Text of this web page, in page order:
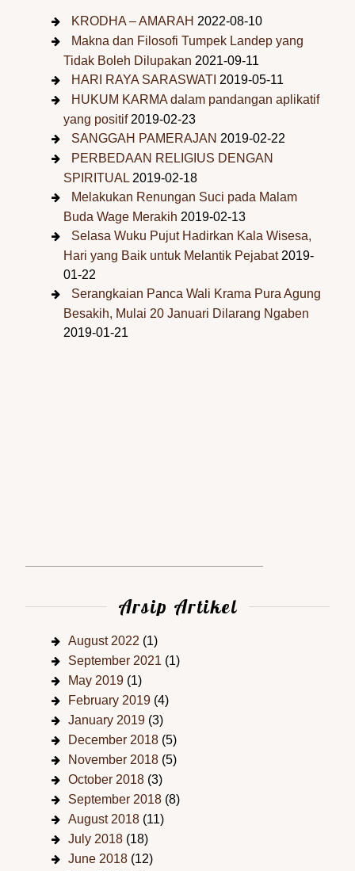
KRODHA – AMARAH 2022-08-10
Makna dan Filosofi Tumpek Landep yang
Tidak Boleh Dilupakan 2021-09-11
HARI RAYA SARASWATI 2019-05-11
HUKUM KARMA dalam pandangan aplikatif
yang positif 2019-02-23
SANGGAH PAMERAJAN 2019-02-22
PERBEDAAN RELIGIUS DENGAN
SPIRITUAL 2019-02-18
Melakukan Renungan Suci pada Malam
Buda Wage Merakih 2019-02-13
Selasa Wuku Pujut Hadirkan Kala Wisesa,
Hari yang Baik untuk Melantik Pejabat 2019-
01-22
Serangkaian Panca Wali Krama Pura Agung
Besakih, Mulai 20 Januari Dilarang Ngaben
2019-01-21
Arsip Artikel
August 2022 (1)
September 2021 (1)
May 2019 (1)
February 2019 (4)
January 2019 (3)
December 2018 (5)
November 2018 (5)
October 2018 (3)
September 2018 (8)
August 2018 (11)
July 2018 (18)
June 2018 (12)